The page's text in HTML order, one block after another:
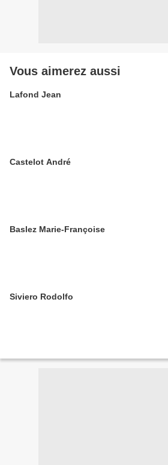
Vous aimerez aussi
Lafond Jean
Castelot André
Baslez Marie-Françoise
Siviero Rodolfo